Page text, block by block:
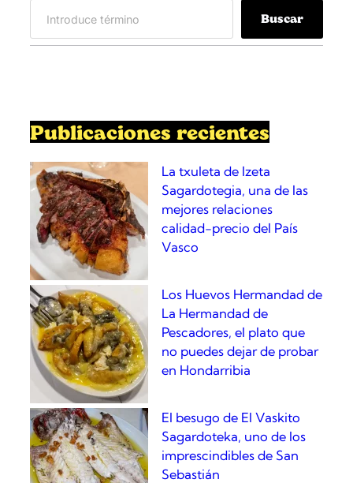
a
Buscar
Publicaciones recientes
La txuleta de Izeta
Sagardotegia, una de las
mejores relaciones
calidad-precio del País
Vasco
Los Huevos Hermandad de
La Hermandad de
Pescadores, el plato que
no puedes dejar de probar
en Hondarribia
El besugo de El Vaskito
Sagardoteka, uno de los
imprescindibles de San
Sebastián